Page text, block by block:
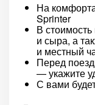
На
Sprinter
В
и сыра, а
и местный
Перед
— укажите
С вами